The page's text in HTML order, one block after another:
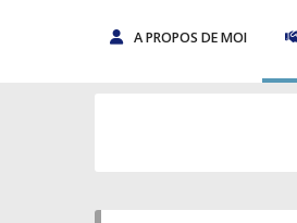
A PROPOS DE MOI